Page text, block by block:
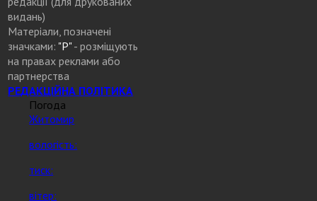
видань)
Матеріали, позначені
значками: "Р"- розміщують
на правах реклами або
партнерства
РЕДАКЦІЙНА ПОЛІТИКА
Погода
Житомир
вологість:
тиск:
вітер: